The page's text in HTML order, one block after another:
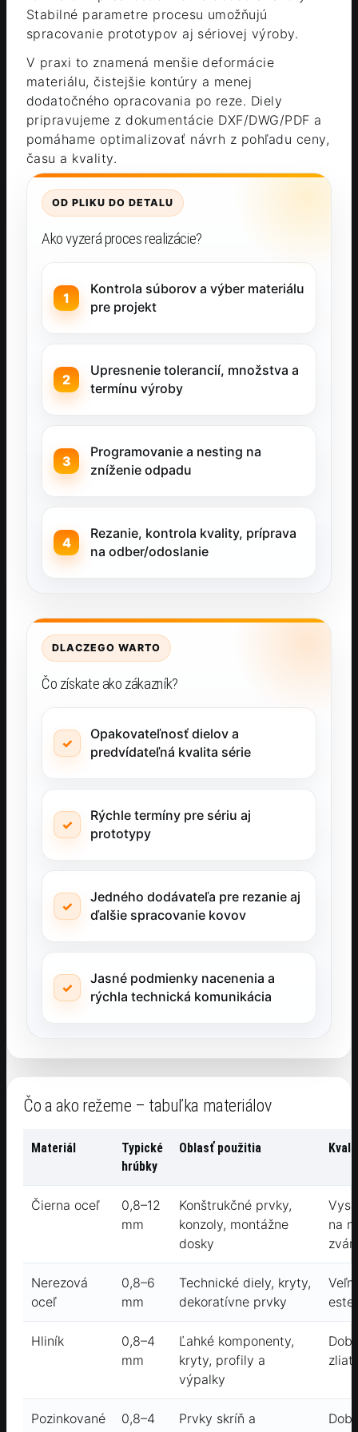
Stabilné parametre procesu umožňujú
spracovanie prototypov aj sériovej výroby.
V praxi to znamená menšie deformácie
materiálu, čistejšie kontúry a menej
dodatočného opracovania po reze. Diely
pripravujeme z dokumentácie DXF/DWG/PDF a
pomáhame optimalizovať návrh z pohľadu ceny,
času a kvality.
OD PLIKU DO DETALU
Ako vyzerá proces realizácie?
Kontrola súborov a výber materiálu
pre projekt
Upresnenie tolerancií, množstva a
termínu výroby
Programovanie a nesting na
zníženie odpadu
Rezanie, kontrola kvality, príprava
na odber/odoslanie
DLACZEGO WARTO
Čo získate ako zákazník?
Opakovateľnosť dielov a
predvídateľná kvalita série
Rýchle termíny pre sériu aj
prototypy
Jedného dodávateľa pre rezanie aj
ďalšie spracovanie kovov
Jasné podmienky nacenenia a
rýchla technická komunikácia
Čo a ako režeme – tabuľka materiálov
Materiál
Typické
hrúbky
Oblasť použitia
Čierna oceľ
0,8–12
mm
Konštrukčné prvky,
konzoly, montážne
dosky
na
Nerezová
oceľ
0,8–6
mm
Technické diely, kryty,
dekoratívne prvky
Hliník
0,8–4
mm
Ľahké komponenty,
kryty, profily a
výpalky
Pozinkované
0,8–4
Prvky skríň a